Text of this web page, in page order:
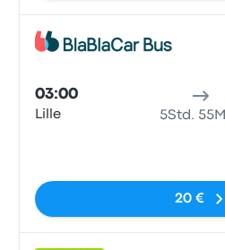
03:00
Lille 5Std.
20 €